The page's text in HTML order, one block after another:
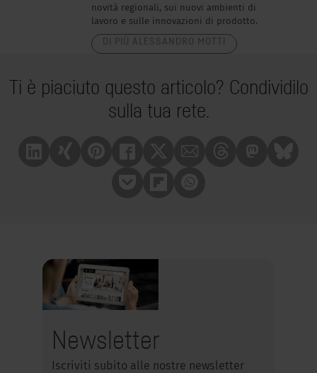
novità regionali, sui nuovi ambienti di
lavoro e sulle innovazioni di prodotto.
Ti è piaciuto questo articolo? Condividilo
sulla tua rete.
Newsletter
Iscriviti subito alle nostre newsletter